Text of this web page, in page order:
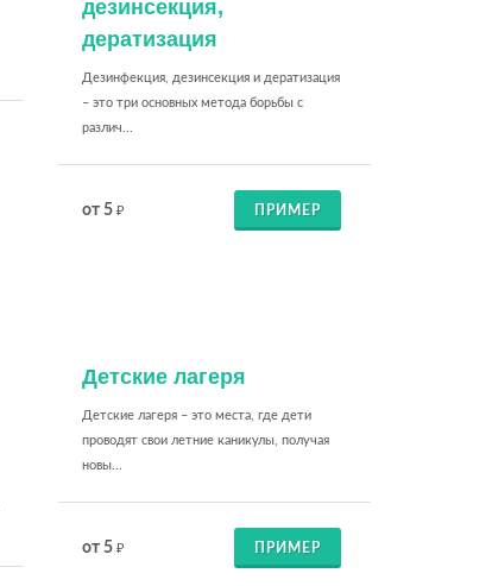
дeзинсекция,
дератизация
Дезинфекция, дезинсекция и дератизация
– это три основных метода борьбы с
различ...
от 5₽ ПРИМЕР
Детские лагеря
Детские лагеря – это места, где дети
проводят свои летние каникулы, получая
новы...
от 5₽ ПРИМЕР